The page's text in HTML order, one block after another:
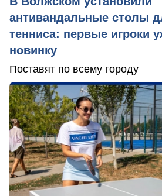
антивандальные столы
тенниса: первые игроки
новинку
Поставят по всему городу